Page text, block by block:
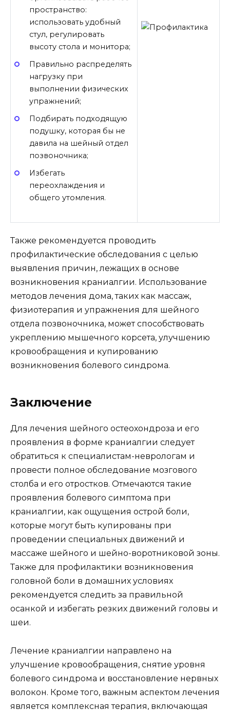
пространство:
использовать удобный
стул, регулировать
высоту стола и монитора;
Правильно распределять
нагрузку при
выполнении физических
упражнений;
Подбирать подходящую
подушку, которая бы не
давила на шейный отдел
позвоночника;
Избегать
переохлаждения и
общего утомления.
Также рекомендуется проводить
профилактические обследования с целью
выявления причин, лежащих в основе
возникновения краниалгии. Использование
методов лечения дома, таких как массаж,
физиотерапия и упражнения для шейного
отдела позвоночника, может способствовать
укреплению мышечного корсета, улучшению
кровообращения и купированию
возникновения болевого синдрома.
Заключение
Для лечения шейного остеохондроза и его
проявления в форме краниалгии следует
обратиться к специалистам-неврологам и
провести полное обследование мозгового
столба и его отростков. Отмечаются такие
проявления болевого симптома при
краниалгии, как ощущения острой боли,
которые могут быть купированы при
проведении специальных движений и
массаже шейного и шейно-воротниковой зоны.
Также для профилактики возникновения
головной боли в домашних условиях
рекомендуется следить за правильной
осанкой и избегать резких движений головы и
шеи.
Лечение краниалгии направлено на
улучшение кровообращения, снятие уровня
болевого синдрома и восстановление нервных
волокон. Кроме того, важным аспектом лечения
является комплексная терапия, включающая